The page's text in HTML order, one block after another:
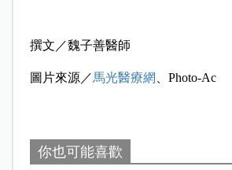
撰文／魏子善醫師
圖片來源／馬光醫療網 、Photo-Ac
你也可能喜歡